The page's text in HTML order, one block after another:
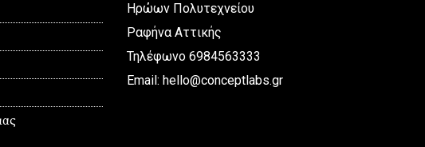
Ηρώων Πολυτεχνείου
Ραφήνα Αττικής
Τηλέφωνο 6984563333
Email: hello@conceptlabs.gr